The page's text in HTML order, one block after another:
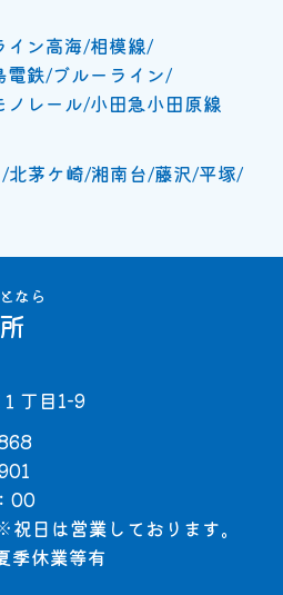
イン高海 相模線
電鉄 ブルーライン
ノレール 小田急小田原線
北茅ケ崎 湘南台 藤沢 平塚
なら
丁目1-9
00
日は営業しております。
季休業等有